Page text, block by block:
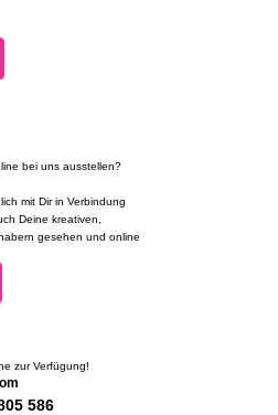
bei uns ausstellen?
mit Dir in Verbindung
Deine kreativen,
gesehen und online
zur Verfügung!
586